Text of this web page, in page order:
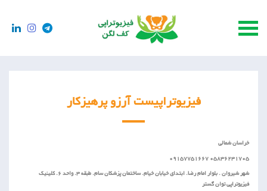
فیزیوتراپیست آرزو پرهیزکار
خراسان شمالی
05836231705 09157751667
شهر شیروان . بلوار امام رضا. ابتدای خیابان خیام. ساختمان پزشکان سام. طبقه 3. واحد 6. کلینیک
فیزیوتراپی توان گستر